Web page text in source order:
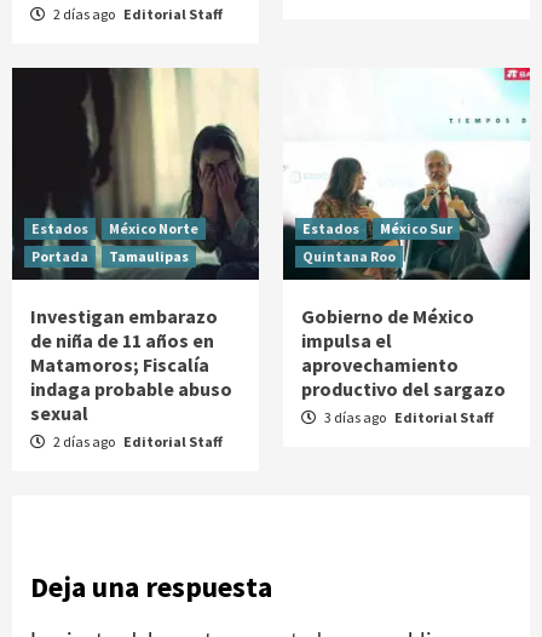
2 días ago Editorial Staff
Estados
México Norte
Portada
Tamaulipas
Investigan embarazo
de niña de 11 años en
Matamoros; Fiscalía
indaga probable abuso
sexual
2 días ago Editorial Staff
Estados
México Sur
Quintana Roo
Gobierno de México
impulsa el
aprovechamiento
productivo del sargazo
3 días ago Editorial Staff
Deja una respuesta